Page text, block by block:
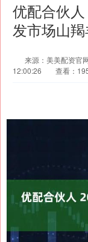
优配合伙
发市场山
来源：美美配资官
12:00:26
查看：